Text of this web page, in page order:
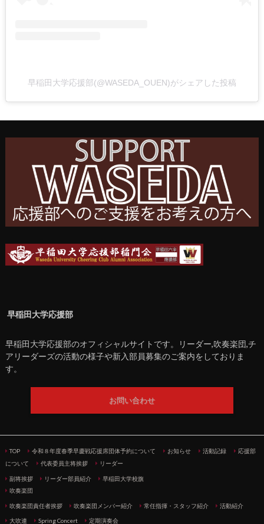
早稲田大学応援部(@WASEDA_OUEN)がシェアした投稿
早稲田大学応援部
早稲田大学応援部のオフィシャルサイトです。リーダー,吹奏楽団,チ
アリーダーズの活動の様子や新入部員募集のご案内をしておりま
す。
お問い合わせ
TOP 令和８年度春季早慶戦応援席団体予約について お知らせ 活動記録
応援部
について
代表委員主将挨拶 リーダー
副将挨拶 リーダー部員紹介
早稲田大学校旗
吹奏楽団
吹奏楽団責任者挨拶 吹奏楽団メンバー紹介 常任指揮・スタッフ紹介 活動紹介
大吹連 Spring Concert 定期演奏会